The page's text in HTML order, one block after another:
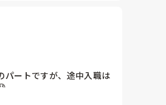
いことと、名前の記載漏れで
パートですが、途中入職は
あったりするんでしょう